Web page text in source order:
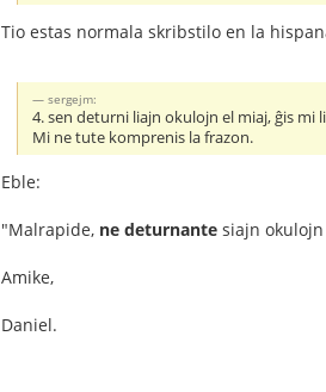
Tio estas normala skribstilo en la
sergejm:
4. sen deturni liajn okulojn el miaj, ĝis mi
Mi ne tute komprenis la frazon.
Eble:
"Malrapide, ne deturnante siajn
Amike,
Daniel.